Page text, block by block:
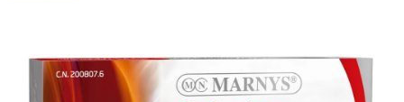
5-
ből